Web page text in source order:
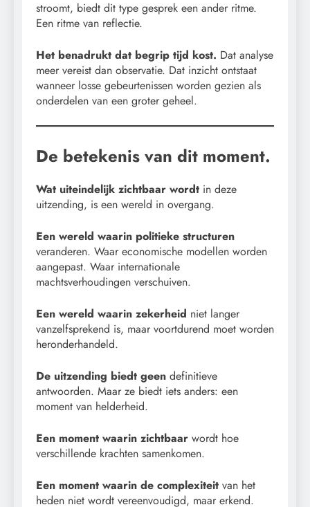
stroomt, biedt dit type gesprek een ander ritme.
Een ritme van reflectie.
Het benadrukt dat begrip tijd kost. Dat analyse
meer vereist dan observatie. Dat inzicht ontstaat
wanneer losse gebeurtenissen worden gezien als
onderdelen van een groter geheel.
De betekenis van dit moment.
Wat uiteindelijk zichtbaar wordt in deze
uitzending, is een wereld in overgang.
Een wereld waarin politieke structuren
veranderen. Waar economische modellen worden
aangepast. Waar internationale
machtsverhoudingen verschuiven.
Een wereld waarin zekerheid niet langer
vanzelfsprekend is, maar voortdurend moet worden
heronderhandeld.
De uitzending biedt geen definitieve
antwoorden. Maar ze biedt iets anders: een
moment van helderheid.
Een moment waarin zichtbaar wordt hoe
verschillende krachten samenkomen.
Een moment waarin de complexiteit van het
heden niet wordt vereenvoudigd, maar erkend.